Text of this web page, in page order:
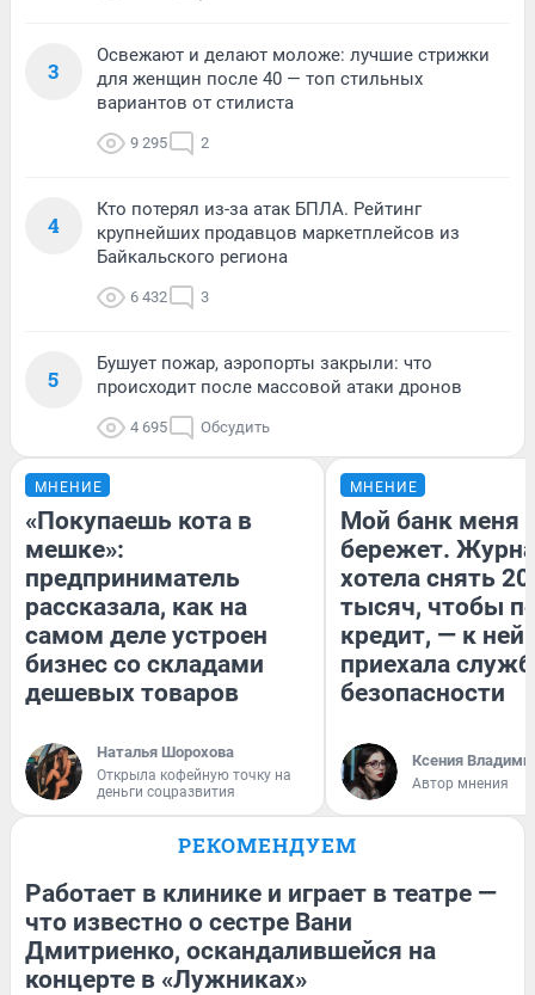
3
Освежают и делают моложе: лучшие стрижки
для женщин после 40 — топ стильных
вариантов от стилиста
9 295 2
4
Кто потерял из-за атак БПЛА. Рейтинг
крупнейших продавцов маркетплейсов из
Байкальского региона
6 432 3
5
Бушует пожар, аэропорты закрыли: что
происходит после массовой атаки дронов
4 695 Обсудить
МНЕНИЕ
«Покупаешь кота в
мешке»:
предприниматель
рассказала, как на
самом деле устроен
бизнес со складами
дешевых товаров
Наталья Шорохова
Открыла кофейную точку на
деньги соцразвития
МНЕНИЕ
Мой банк меня
бережет.
хотела снять
тысяч, чтобы
кредит, — к
приехала
безопасности
Ксения
Автор мнения
РЕКОМЕНДУЕМ
Работает в клинике и играет в театре —
что известно о сестре Вани
Дмитриенко, оскандалившейся на
концерте в «Лужниках»